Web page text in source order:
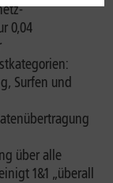
0,04
Surfen und
über alle
1&1 „überall